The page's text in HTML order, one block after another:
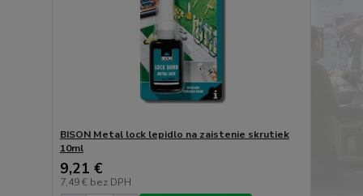
BISON Metal lock lepidlo na zaistenie skrutiek
10ml
9,21 €
7,49 € bez DPH